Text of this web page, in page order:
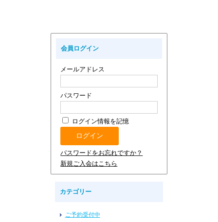
会員ログイン
メールアドレス
パスワード
ログイン情報を記憶
パスワードをお忘れですか？
新規ご入会はこちら
カテゴリー
ご予約受付中